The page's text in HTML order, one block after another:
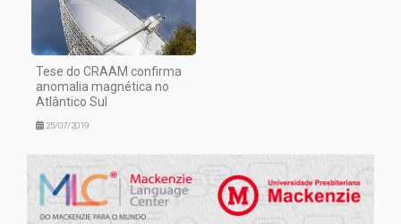
Tese do CRAAM confirma
anomalia magnética no
Atlântico Sul
25/07/2019